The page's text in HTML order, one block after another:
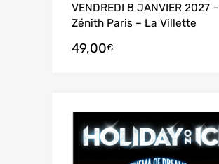
VENDREDI 8 JANVIER 2027 –
Zénith Paris – La Villette
49,00€